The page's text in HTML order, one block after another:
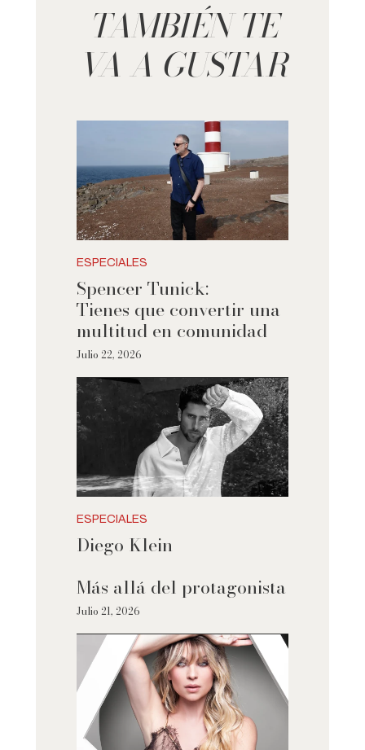
TAMBIÉN TE
VA A GUSTAR
ESPECIALES
Spencer Tunick:
Tienes que convertir una
multitud en comunidad
Julio 22, 2026
ESPECIALES
Diego Klein
Más allá del protagonista
Julio 21, 2026